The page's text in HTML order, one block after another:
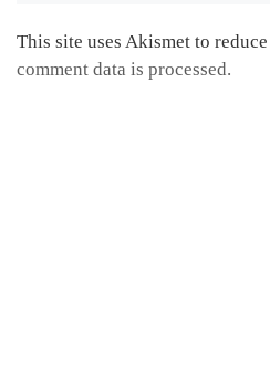
This site uses Akismet to reduce
comment data is processed.